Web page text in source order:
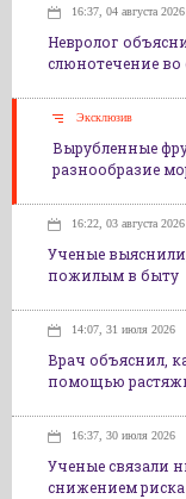
16:37, 04 августа 2026
Невролог
слюнотечение во
Эксклюзив
Вырубленные
разнообразие
16:22, 03 августа 2026
Ученые
пожилым в быту
14:07, 31 июля 2026
Врач объяснил,
помощью
16:37, 30 июля 2026
Ученые связали
снижением